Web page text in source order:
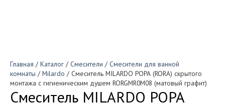
Главная / Каталог / Смесители / Смесители для ванной
комнаты / Milardo / Смеситель MILARDO РОРА (RORA) скрытого
монтажа с гигиеническим душем RORGMR0M08 (матовый графит)
Смеситель MILARDO РОРА